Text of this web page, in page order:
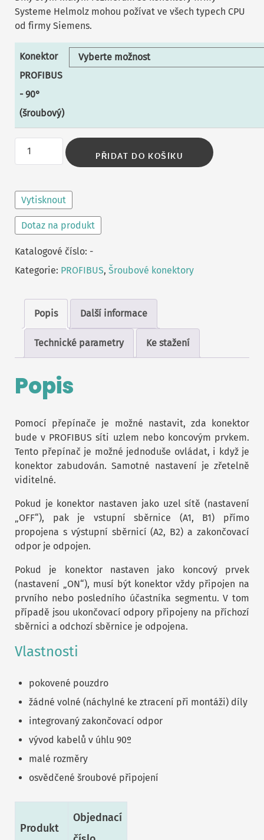
Systeme Helmolz mohou požívat ve všech typech CPU
od firmy Siemens.
Konektor
PROFIBUS
- 90°
(šroubový)
Konektor
PROFIBUS
90°
(šroubový)
PŘIDAT DO KOŠÍKU
Vytisknout
Dotaz na produkt
Katalogové číslo: -
Kategorie: PROFIBUS, Šroubové konektory
Popis Další informace
Technické parametry Ke stažení
Popis
Pomocí přepínače je možné nastavit, zda konektor
bude v PROFIBUS síti uzlem nebo koncovým prvkem.
Tento přepínač je možné jednoduše ovládat, i když je
konektor zabudován. Samotné nastavení je zřetelně
viditelné.
Pokud je konektor nastaven jako uzel sítě (nastavení
„OFF“), pak je vstupní sběrnice (A1, B1) přímo
propojena s výstupní sběrnicí (A2, B2) a zakončovací
odpor je odpojen.
Pokud je konektor nastaven jako koncový prvek
(nastavení „ON“), musí být konektor vždy připojen na
prvního nebo posledního účastníka segmentu. V tom
případě jsou ukončovací odpory připojeny na příchozí
sběrnici a odchozí sběrnice je odpojena.
Vlastnosti
pokovené pouzdro
žádné volné (náchylné ke ztracení při montáži) díly
integrovaný zakončovací odpor
vývod kabelů v úhlu 90º
malé rozměry
osvědčené šroubové připojení
Produkt
Objednací